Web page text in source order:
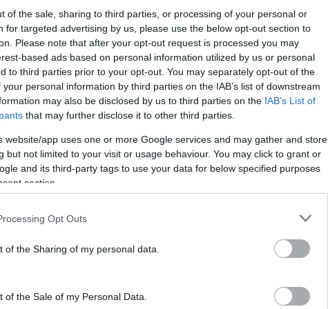
of the sale, sharing to third parties, or processing of your personal or
for targeted advertising by us, please use the below opt-out section to
Please note that after your opt-out request is processed you may
based ads based on personal information utilized by us or personal
to third parties prior to your opt-out. You may separately opt-out of the
personal information by third parties on the IAB’s list of downstream
may also be disclosed by us to third parties on the IAB’s List of
that may further disclose it to other third parties.
website/app uses one or more Google services and may gather and store
but not limited to your visit or usage behaviour. You may click to grant or
and its third-party tags to use your data for below specified purposes
section.
Opt Outs
of the Sharing of my personal data.
of the Sale of my Personal Data.